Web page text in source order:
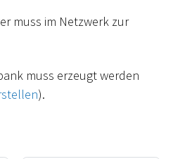
muss im Netzwerk zur
muss erzeugt werden
).